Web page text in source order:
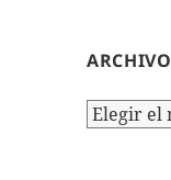
ARCHIVO
Archivo